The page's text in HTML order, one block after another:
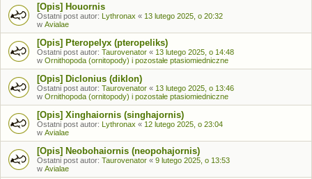
[Opis] Houornis
Ostatni post autor: Lythronax « 13 lutego 2025, o 20:32
w Avialae
[Opis] Pteropelyx (pteropeliks)
Ostatni post autor: Taurovenator « 13 lutego 2025, o 14:48
w Ornithopoda (ornitopody) i pozostałe ptasiomiedniczne
[Opis] Diclonius (diklon)
Ostatni post autor: Taurovenator « 13 lutego 2025, o 13:46
w Ornithopoda (ornitopody) i pozostałe ptasiomiedniczne
[Opis] Xinghaiornis (singhajornis)
Ostatni post autor: Lythronax « 12 lutego 2025, o 23:04
w Avialae
[Opis] Neobohaiornis (neopohajornis)
Ostatni post autor: Taurovenator « 9 lutego 2025, o 13:53
w Avialae